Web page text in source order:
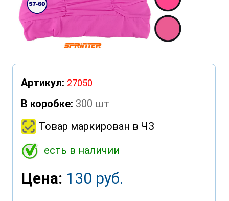
Артикул: 27050
В коробке: 300 шт
Товар маркирован в ЧЗ
есть в наличии
Цена: 130 руб.